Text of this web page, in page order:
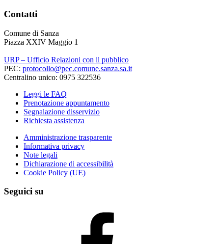
Contatti
Comune di Sanza
Piazza XXIV Maggio 1
URP – Ufficio Relazioni con il pubblico
PEC: protocollo@pec.comune.sanza.sa.it
Centralino unico: 0975 322536
Leggi le FAQ
Prenotazione appuntamento
Segnalazione disservizio
Richiesta assistenza
Amministrazione trasparente
Informativa privacy
Note legali
Dichiarazione di accessibilità
Cookie Policy (UE)
Seguici su